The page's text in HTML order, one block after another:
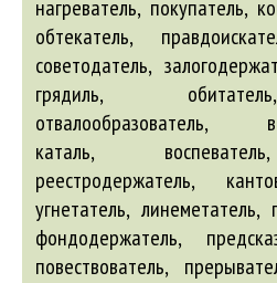
нагреватель, покупатель,
обтекатель,
советодатель,
грядиль,
отвалообразователь,
каталь,
реестродержатель,
угнетатель, линеметатель,
фондодержатель,
повествователь,